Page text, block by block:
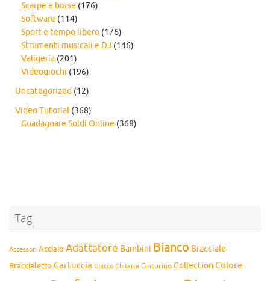
Scarpe e borse (176)
Software (114)
Sport e tempo libero (176)
Strumenti musicali e DJ (146)
Valigeria (201)
Videogiochi (196)
Uncategorized (12)
Video Tutorial (368)
Guadagnare Soldi Online (368)
Tag
Accessori Acciaio Adattatore Bambini Bianco Bracciale
Braccialetto Cartuccia Chicco Chitarra Cinturino Collection Colore